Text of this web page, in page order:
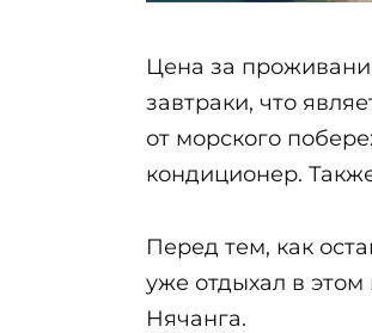
Цена за
завтраки, что
от морского
кондиционер.
Перед тем, как
уже отдыхал в этом
Нячанга.